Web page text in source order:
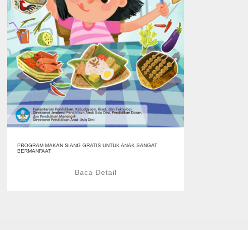
PROGRAM MAKAN SIANG GRATIS UNTUK ANAK SANGAT
BERMANFAAT
Baca Detail